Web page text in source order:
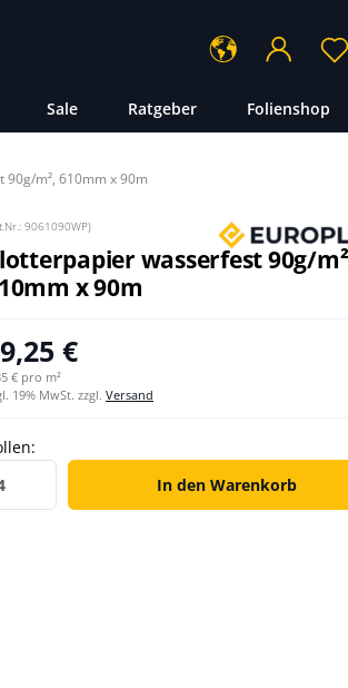
Sale Ratgeber Folienshop
m², 610mm x 90m
9061090WP)
wasserfest 90g/
x 90m
€
€ pro m²
19% MwSt. zzgl. Versand
In den Warenkorb